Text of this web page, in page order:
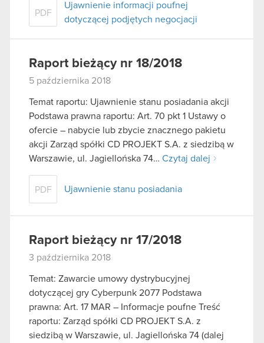
PDF
Ujawnienie informacji poufnej
dotyczącej podjętych negocjacji
Raport bieżący nr 18/2018
5 października 2018
Temat raportu: Ujawnienie stanu posiadania akcji
Podstawa prawna raportu: Art. 70 pkt 1 Ustawy o
ofercie – nabycie lub zbycie znacznego pakietu
akcji Zarząd spółki CD PROJEKT S.A. z siedzibą w
Warszawie, ul. Jagiellońska 74… Czytaj dalej
PDF Ujawnienie stanu posiadania
Raport bieżący nr 17/2018
3 października 2018
Temat: Zawarcie umowy dystrybucyjnej
dotyczącej gry Cyberpunk 2077 Podstawa
prawna: Art. 17 MAR – Informacje poufne Treść
raportu: Zarząd spółki CD PROJEKT S.A. z
siedzibą w Warszawie, ul. Jagiellońska 74 (dalej